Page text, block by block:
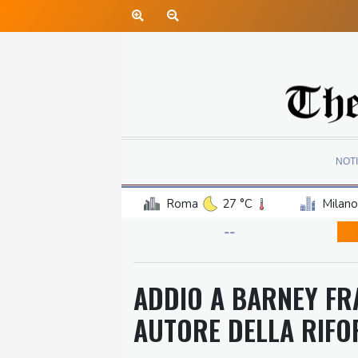
Roma 27 °C Milano
--
ADDIO A BARNEY
AUTORE DELLA